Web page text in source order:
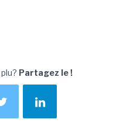
Partagez le !